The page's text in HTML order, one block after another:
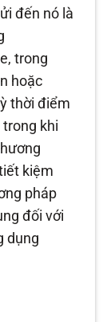
đến nó là
trong
hoặc
thời điểm
khi
kiệm
pháp
đối với
dụng